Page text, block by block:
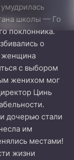
школы — Го
поклонника.
о
женщина
с выбором
женихом мог
Цинь
дочерью стали
им
местами!
жизни